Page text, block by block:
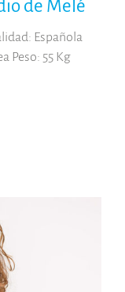
de Melé
Española
Peso: 55 Kg